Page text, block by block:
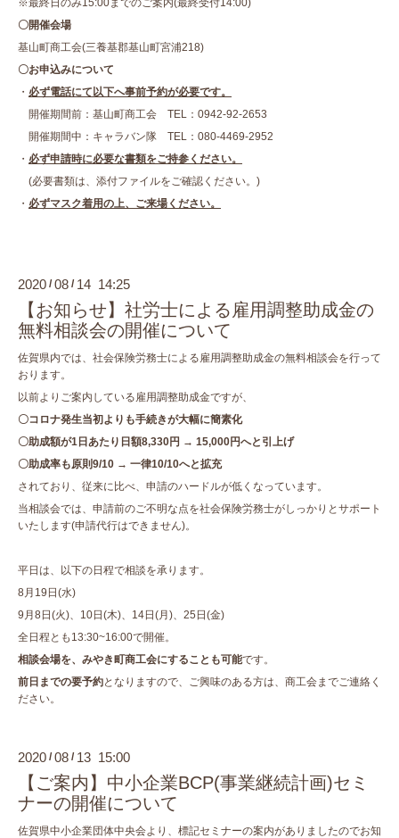
〇開催会場
基山町商工会(三養基郡基山町宮浦218)
〇お申込みについて
・ 必ず電話にて以下へ事前予約が必要です。
開催期間前：基山町商工会 TEL：0942-92-2653
開催期間中：キャラバン隊 TEL：080-4469-2952
・ 必ず申請時に必要な書類をご持参ください。
(必要書類は、添付ファイルをご確認ください。)
・ 必ずマスク着用の上、ご来場ください。
2020 /08 / 14 14:25
【お知らせ】社労士による雇用調整助成金の
無料相談会の開催について
佐賀県内では、社会保険労務士による雇用調整助成金の無料相談会を行って
おります。
以前よりご案内している雇用調整助成金ですが、
〇コロナ発生当初よりも手続きが大幅に簡素化
〇助成額が1日あたり日額8,330円 → 15,000円へと引上げ
〇助成率も原則9/10 → 一律10/10へと拡充
されており、従来に比べ、申請のハードルが低くなっています。
当相談会では、申請前のご不明な点を社会保険労務士がしっかりとサポート
いたします(申請代行はできません)。
平日は、以下の日程で相談を承ります。
8月19日(水)
9月8日(火)、10日(木)、14日(月)、25日(金)
全日程とも13:30~16:00で開催。
相談会場を、みやき町商工会にすることも可能です。
前日までの要予約となりますので、ご興味のある方は、商工会までご連絡く
ださい。
2020 /08 / 13 15:00
【ご案内】中小企業BCP(事業継続計画)セミ
ナーの開催について
佐賀県中小企業団体中央会より、標記セミナーの案内がありましたのでお知